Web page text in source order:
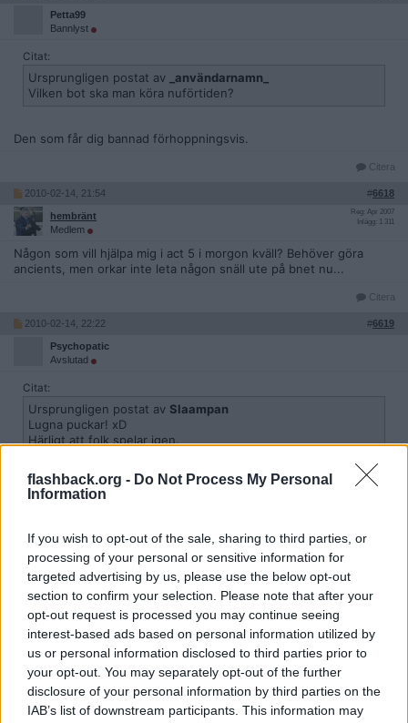
flashback.org - Do Not Process My Personal
Information
If you wish to opt-out of the sale, sharing to third parties, or
processing of your personal or sensitive information for
targeted advertising by us, please use the below opt-out
section to confirm your selection. Please note that after your
opt-out request is processed you may continue seeing
interest-based ads based on personal information utilized by
us or personal information disclosed to third parties prior to
your opt-out. You may separately opt-out of the further
disclosure of your personal information by third parties on the
IAB’s list of downstream participants. This information may
Petta99
Bannlyst
Citat:
Ursprungligen postat av
_användarnamn_
Vilken bot ska man köra nuförtiden?
Den som får dig bannad förhoppningsvis.
Citera
2010-02-14, 21:54 #6618
hembränt
Medlem
Reg: Apr 2007
Inlägg: 1 311
Någon som vill hjälpa mig i act 5 i morgon kväll? Behöver göra
ancients, men orkar inte leta någon snäll ute på bnet nu...
Citera
2010-02-14, 22:22 #6619
Psychopatic
Avslutad
Citat:
Ursprungligen postat av Slaampan
Lugna puckar! xD
Härligt att folk spelar igen.
Ja, visst är det! Det var åratal sen jag spelade det. Men efter att
min farsa börjat spela det igen, o han har blivit helt insnöad i det,
så var jag också tvungen att börja spela igen. Nu har jag kommit till
2010-02-14, 22:23
Psychopatic
Ska köpa Diablo 3, när ekonomin räcker till. Jag har mycket dåligt
med pengar nu...
Så man kan spela multiplayer!
Citera
2010-02-14, 22:46